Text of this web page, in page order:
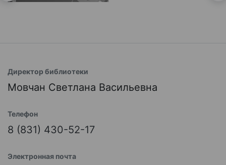
Директор библиотеки
Мовчан Светлана Васильевна
Телефон
8 (831) 430-52-17
Электронная почта